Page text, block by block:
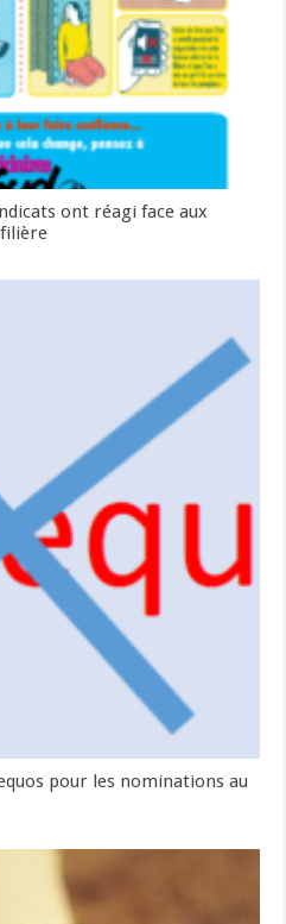
ont réagi face aux
pour les nominations au